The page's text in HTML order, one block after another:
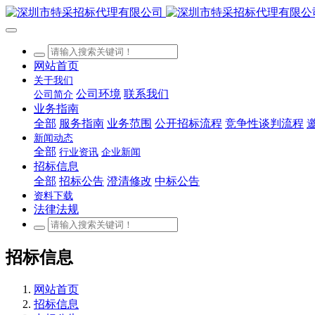
网站首页
关于我们
公司简介 公司环境 联系我们
业务指南
全部 服务指南 业务范围 公开招标流程 竞争性谈判流程
新闻动态
全部 行业资讯 企业新闻
招标信息
全部 招标公告 澄清修改 中标公告
资料下载
法律法规
招标信息
网站首页
招标信息